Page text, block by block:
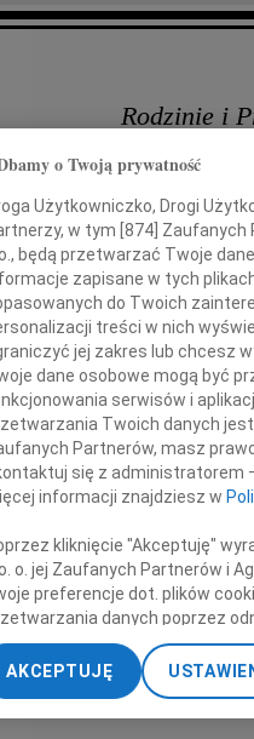
Rodzinie i
wyrazy głębokiego
Stefana
Zarząd i
o Twoją prywatność
Użytkowniczko, Drogi
w tym [ 874 ]
będą przetwarzać Twoje
zapisane w tych
do Twoich
treści w nich
jej zakres lub chcesz
dane osobowe mogą być
serwisów i
Twoich danych jest
Partnerów, masz
się z administratorem
informacji znajdziesz w
kliknięcie "Akceptuję"
o. jej Zaufanych Partnerów i
preferencje dot. plików
danych poprzez
zaawansowane”.
nasi Zaufani Partnerzy i
danych
AKCEPTUJĘ